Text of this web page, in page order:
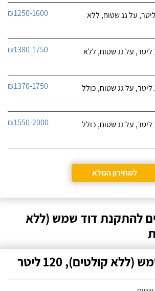
התקנת דוד שמש, 80 ליטר, על גג שטוח, ללא
₪1250-1600
התקנת דוד שמש, 120 ליטר, על גג שטוח, ללא
₪1380-1750
התקנת דוד שמש, 120 ליטר, על גג שטוח, כולל
₪1370-1750
התקנת דוד שמש, 150 ליטר, על גג שטוח, כולל
₪1550-2000
למחירון המלא
להתקנת דוד שמש (ללא
קולטים), 120 ליטר